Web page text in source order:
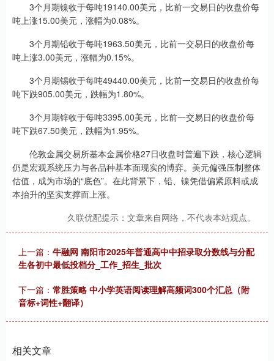
3个月期镍收于每吨19140.00美元，比前一交易日的收盘价每
吨上涨15.00美元，涨幅为0.08%。
3个月期铅收于每吨1963.50美元，比前一交易日的收盘价每
吨上涨3.00美元，涨幅为0.15%。
3个月期锡收于每吨49440.00美元，比前一交易日的收盘价每
吨下跌905.00美元，跌幅为1.80%。
3个月期锌收于每吨3395.00美元，比前一交易日的收盘价每
吨下跌67.50美元，跌幅为1.95%。
伦敦金属交易所基本金属价格27日收盘时普遍下跌，核心逻辑
仍是宏观系统压力与各品种基本面现实的博弈。美元偏强压制整体
估值，成为市场的“底色”。在此背景下，铅、镍凭借偏紧原料或成
本抬升的坚实支撑而上涨。
久联优配提示：文章来自网络，不代表本站观点。
上一篇： 牛融网 南阳市2025年普通高中中招录取分数线与分配
生各初中最低投档分_工作_招生_批次
下一篇： 常胜策略 中小学英语阅读理解高频词300个汇总（附
音标+词性+翻译）
相关文章